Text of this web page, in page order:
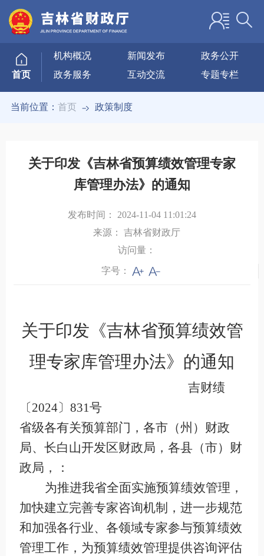
首页
机构概况 新闻发布
政务公开
政务服务
互动交流 专题专栏
当前位置：首页 政策制度
关于印发《吉林省预算绩效管理专家
库管理办法》的通知
发布时间： 2024-11-04 11:01:24
来源：
吉林省财政厅
访问量：
字号：
关于印发《吉林省预算绩效管
理专家库管理办法》的通知
吉财绩
〔2024〕 831号
省级各有关预算部门，各市（州）财政
局、长白山开发区财政局，各县（市）财
政局，：
为推进我省全面实施预算绩效管理，
加快建立完善专家咨询机制，进一步规范
和加强各行业、各领域专家参与预算绩效
管理工作，为预算绩效管理提供咨询评估